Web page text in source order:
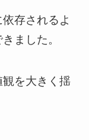
存されるよ
ました。
を大きく揺